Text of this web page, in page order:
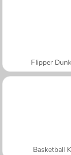
Flipper
Basketball